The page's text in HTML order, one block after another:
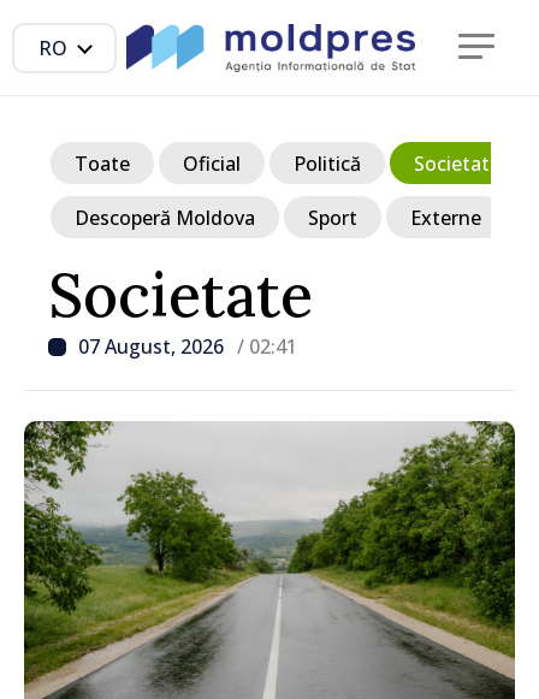
RO
Societate
07 August, 2026 / 02:41
Toate Oficial Politică Societate
Descoperă Moldova Sport Externe